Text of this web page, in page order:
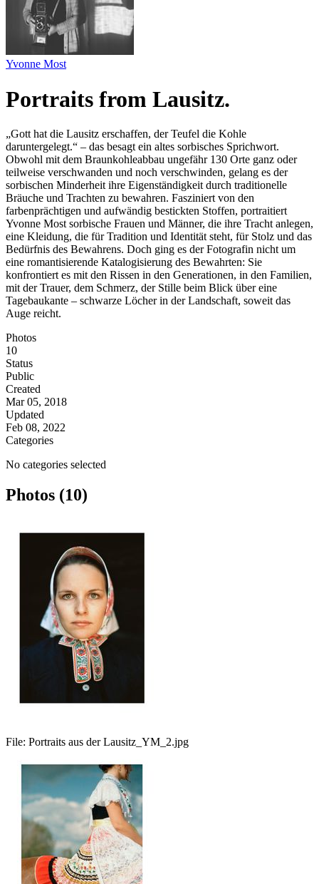
Yvonne Most
Portraits from Lausitz.
„Gott hat die Lausitz erschaffen, der Teufel die Kohle
daruntergelegt.“ – das besagt ein altes sorbisches Sprichwort.
Obwohl mit dem Braunkohleabbau ungefähr 130 Orte ganz oder
teilweise verschwanden und noch verschwinden, gelang es der
sorbischen Minderheit ihre Eigenständigkeit durch traditionelle
Bräuche und Trachten zu bewahren. Fasziniert von den
farbenprächtigen und aufwändig bestickten Stoffen, portraitiert
Yvonne Most sorbische Frauen und Männer, die ihre Tracht anlegen,
eine Kleidung, die für Tradition und Identität steht, für Stolz und das
Bedürfnis des Bewahrens. Doch ging es der Fotografin nicht um
eine romantisierende Katalogisierung des Bewahrten: Sie
konfrontiert es mit den Rissen in den Generationen, in den Familien,
mit der Trauer, dem Schmerz, der Stille beim Blick über eine
Tagebaukante – schwarze Löcher in der Landschaft, soweit das
Auge reicht.
Photos
10
Status
Public
Created
Mar 05, 2018
Updated
Feb 08, 2022
Categories
No categories selected
Photos (10)
File: Portraits aus der Lausitz_YM_2.jpg